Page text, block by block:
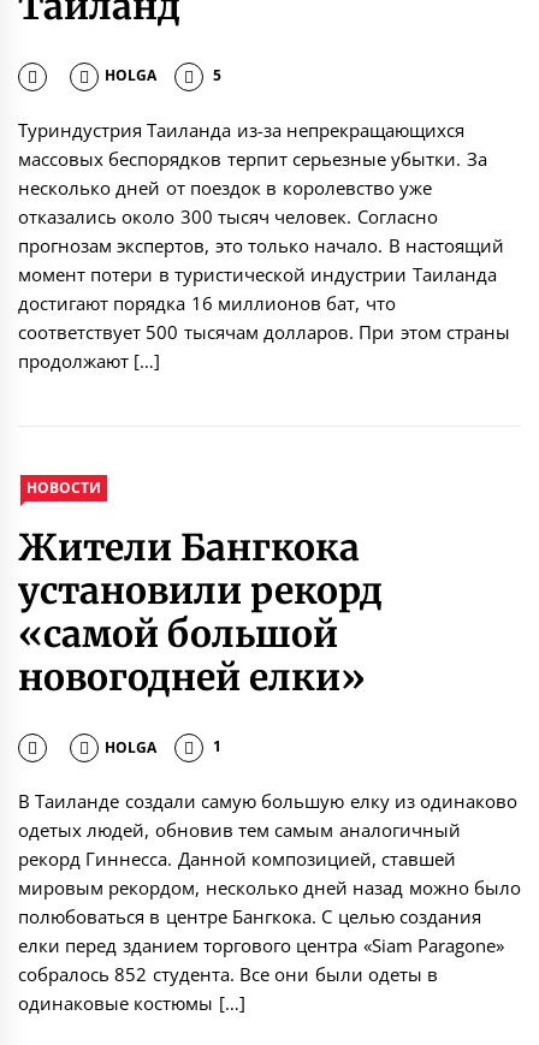
HOLGA 5
Туриндустрия Таиланда из-за непрекращающихся
массовых беспорядков терпит серьезные убытки. За
несколько дней от поездок в королевство уже
отказались около 300 тысяч человек. Согласно
прогнозам экспертов, это только начало. В настоящий
момент потери в туристической индустрии Таиланда
достигают порядка 16 миллионов бат, что
соответствует 500 тысячам долларов. При этом страны
продолжают […]
НОВОСТИ
Жители Бангкока
установили рекорд
«самой большой
новогодней елки»
HOLGA 1
В Таиланде создали самую большую елку из одинаково
одетых людей, обновив тем самым аналогичный
рекорд Гиннесса. Данной композицией, ставшей
мировым рекордом, несколько дней назад можно было
полюбоваться в центре Бангкока. С целью создания
елки перед зданием торгового центра «Siam Paragone»
собралось 852 студента. Все они были одеты в
одинаковые костюмы […]